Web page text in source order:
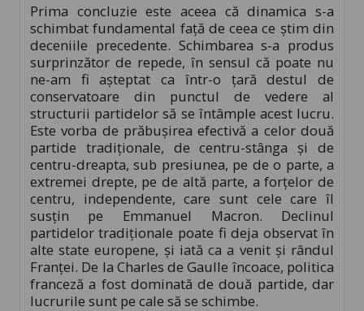
Prima concluzie este aceea că dinamica s-a
schimbat fundamental față de ceea ce știm din
deceniile precedente. Schimbarea s-a produs
surprinzător de repede, în sensul că poate nu
ne-am fi așteptat ca într-o țară destul de
conservatoare din punctul de vedere al
structurii partidelor să se întâmple acest lucru.
Este vorba de prăbușirea efectivă a celor două
partide tradiționale, de centru-stânga și de
centru-dreapta, sub presiunea, pe de o parte, a
extremei drepte, pe de altă parte, a forțelor de
centru, independente, care sunt cele care îl
susțin pe Emmanuel Macron. Declinul
partidelor tradiționale poate fi deja observat în
alte state europene, și iată ca a venit și rândul
Franței. De la Charles de Gaulle încoace, politica
franceză a fost dominată de două partide, dar
lucrurile sunt pe cale să se schimbe.